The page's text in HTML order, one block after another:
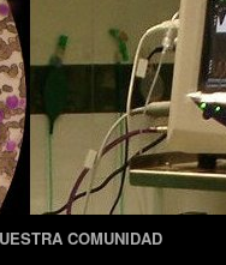
COMUNIDAD